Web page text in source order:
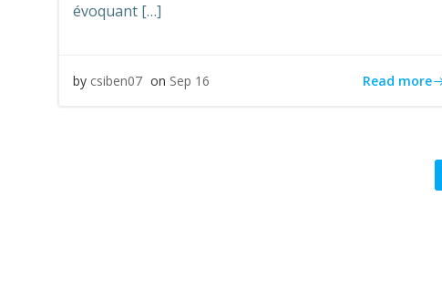
évoquant […]
by csiben07 on Sep 16 Read more